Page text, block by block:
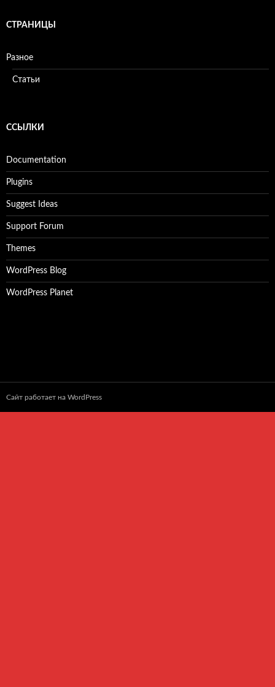
СТРАНИЦЫ
Разное
Статьи
ССЫЛКИ
Documentation
Plugins
Suggest Ideas
Support Forum
Themes
WordPress Blog
WordPress Planet
Сайт работает на WordPress